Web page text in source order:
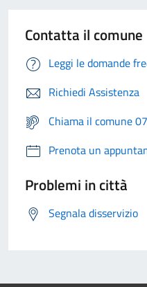
Contatta il comune
Leggi le domande
Richiedi Assistenza
Chiama il comune
Prenota un
Problemi in città
Segnala disservizio